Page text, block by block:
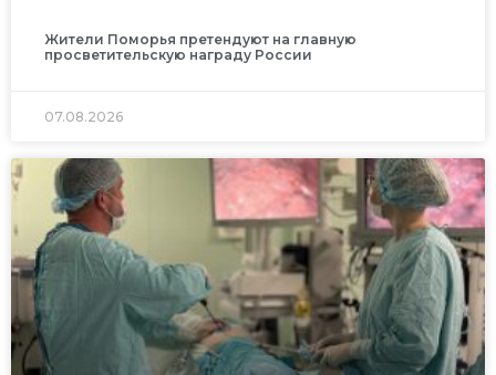
Жители Поморья претендуют на главную
просветительскую награду России
07.08.2026